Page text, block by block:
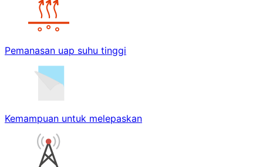
Pemanasan uap suhu tinggi
Kemampuan untuk melepaskan